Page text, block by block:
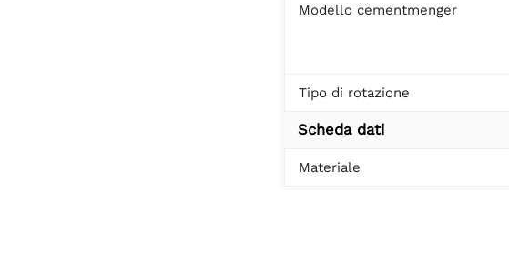
Modello cementmenger
Tipo di rotazione
Scheda dati
Materiale